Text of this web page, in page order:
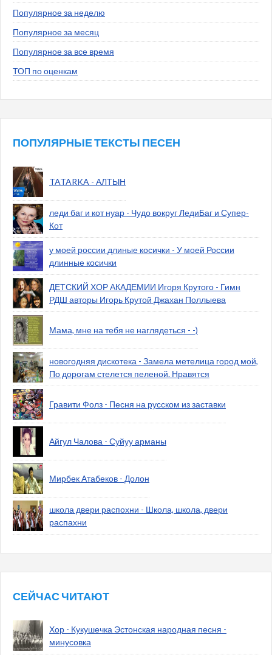
Популярное за неделю
Популярное за месяц
Популярное за все время
ТОП по оценкам
ПОПУЛЯРНЫЕ ТЕКСТЫ ПЕСЕН
TATARKA - АЛТЫН
леди баг и кот нуар - Чудо вокруг ЛедиБаг и Супер-
Кот
у моей россии длиные косички - У моей России
длинные косички
ДЕТСКИЙ ХОР АКАДЕМИИ Игоря Крутого - Гимн
РДШ авторы Игорь Крутой Джахан Поллыева
Мама, мне на тебя не наглядеться - -)
новогодняя дискотека - Замела метелица город мой,
По дорогам стелется пеленой. Нравятся
Гравити Фолз - Песня на русском из заставки
Айгул Чалова - Суйуу арманы
Мирбек Атабеков - Долон
школа двери распохни - Школа, школа, двери
распахни
СЕЙЧАС ЧИТАЮТ
Хор - Кукушечка Эстонская народная песня -
минусовка